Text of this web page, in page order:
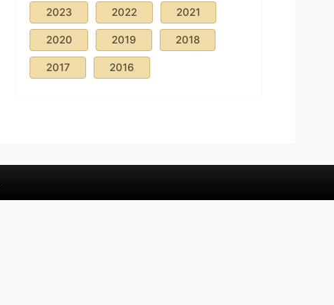
2023 2022 2021
2020 2019 2018
2017 2016